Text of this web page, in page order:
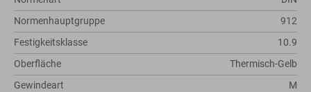
Normenhauptgruppe
912
Festigkeitsklasse
10.9
Oberfläche
Thermisch-Gelb
Gewindeart
M